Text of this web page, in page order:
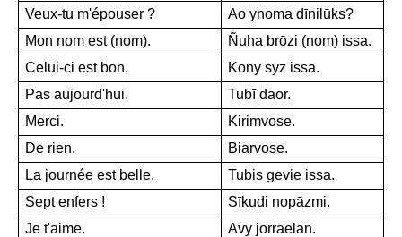
Veux-tu m'épouser ?
Ao ynoma dīnilūks?
Mon nom est (nom).
Ñuha brōzi (nom) issa.
Celui-ci est bon.
Kony sȳz issa.
Pas aujourd'hui.
Tubī daor.
Merci.
Kirimvose.
De rien.
Biarvose.
La journée est belle.
Tubis gevie issa.
Sept enfers !
Sīkudi nopāzmi.
Je t'aime.
Avy jorrāelan.